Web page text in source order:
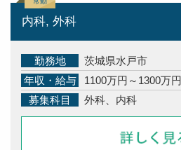
内科, 外科
勤務地
茨城県水戸市
年収・給与
1100万円～1300万円
募集科目
外科、内科